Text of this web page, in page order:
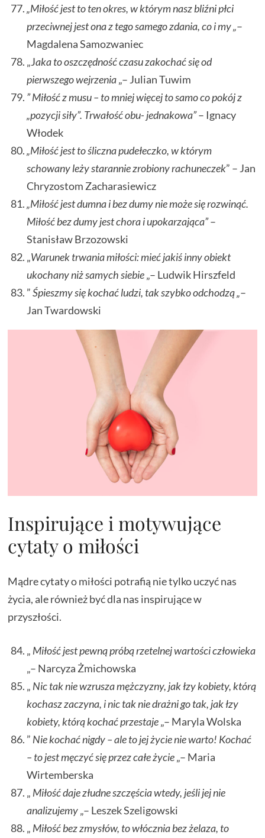
„Miłość jest to ten okres, w którym nasz bliźni płci
przeciwnej jest ona z tego samego zdania, co i my „–
Magdalena Samozwaniec
„Jaka to oszczędność czasu zakochać się od
pierwszego wejrzenia„– Julian Tuwim
” Miłość z musu – to mniej więcej to samo co pokój z
„pozycji siły”. Trwałość obu- jednakowa”– Ignacy
Włodek
„Miłość jest to śliczna pudełeczko, w którym
schowany leży starannie zrobiony rachuneczek” – Jan
Chryzostom Zacharasiewicz
„Miłość jest dumna i bez dumy nie może się rozwinąć.
Miłość bez dumy jest chora i upokarzająca”–
Stanisław Brzozowski
„Warunek trwania miłości: mieć jakiś inny obiekt
ukochany niż samych siebie„– Ludwik Hirszfeld
”Śpieszmy się kochać ludzi, tak szybko odchodzą „–
Jan Twardowski
Inspirujące i motywujące
cytaty o miłości
Mądre cytaty o miłości potrafią nie tylko uczyć nas
życia, ale również być dla nas inspirujące w
przyszłości.
„ Miłość jest pewną próbą rzetelnej wartości człowieka
„– Narcyza Żmichowska
„ Nic tak nie wzrusza mężczyzny, jak łzy kobiety, którą
kochasz zaczyna, i nic tak nie drażni go tak, jak łzy
kobiety, którą kochać przestaje„– Maryla Wolska
” Nie kochać nigdy – ale to jej życie nie warto! Kochać
– to jest męczyć się przez całe życie„– Maria
Wirtemberska
„ Miłość daje złudne szczęścia wtedy, jeśli jej nie
analizujemy„– Leszek Szeligowski
„ Miłość bez zmysłów, to włócznia bez żelaza, to